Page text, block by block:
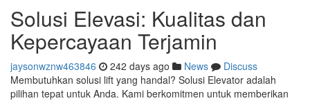
Solusi Elevasi: Kualitas dan
Kepercayaan Terjamin
jaysonwznw463846 242 days ago News
Discuss
Membutuhkan solusi lift yang handal? Solusi Elevator adalah
pilihan tepat untuk Anda. Kami berkomitmen untuk memberikan